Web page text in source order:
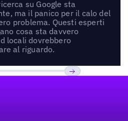
su Google sta
ma il panico per il calo del
problema. Questi esperti
cosa sta davvero
locali dovrebbero
al riguardo.